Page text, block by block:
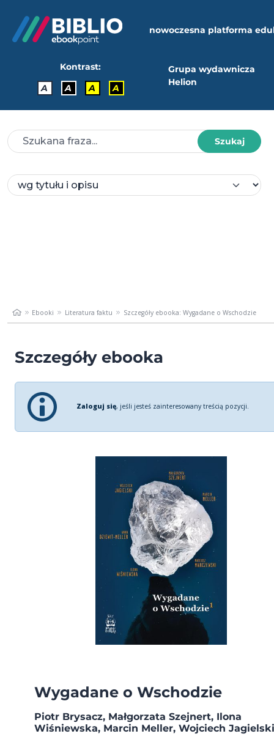
nowoczesna platforma
Kontrast:
A
A A A
Grupa wydawnicza
Helion
Szukaj
Ebooki Literatura faktu Szczegóły ebooka: Wygadane o Wschodzie
Szczegóły ebooka
Zaloguj się, jeśli jesteś zainteresowany treścią pozycji.
Wygadane o Wschodzie
Piotr Brysacz, Małgorzata Szejnert, Ilona
Wiśniewska, Marcin Meller, Wojciech Jagielski